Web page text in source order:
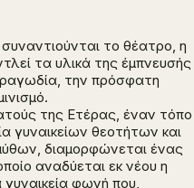
το θέατρο, η
τα υλικά της έμπνευσής
την πρόσφατη
της Ετέρας, έναν τόπο
γυναικείων θεοτήτων και
διαμορφώνεται ένας
αναδύεται εκ νέου η
φωνή που,